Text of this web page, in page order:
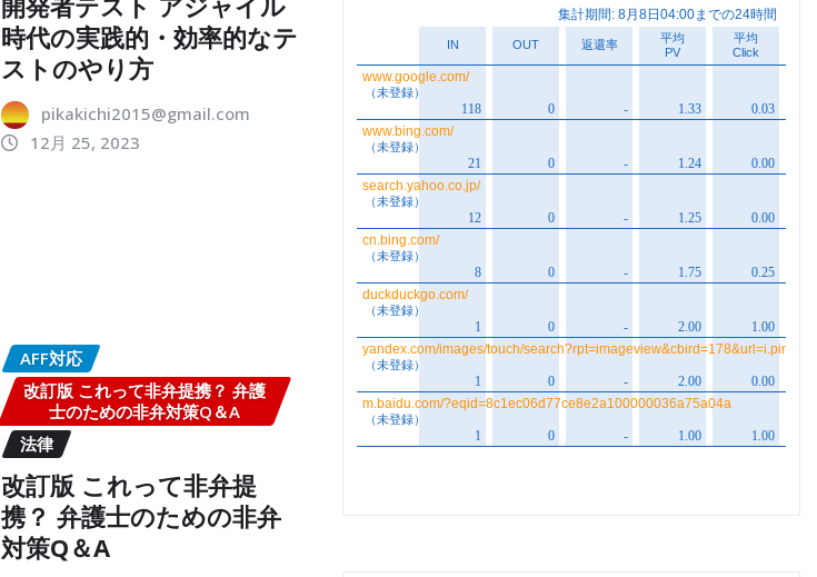
時代の実践的・効率的なテ
ストのやり方
pikakichi2015@gmail.com
12月 25, 2023
AFF対応
改訂版 これって非弁提携？ 弁護
士のための非弁対策Q＆A
法律
改訂版 これって非弁提
携？ 弁護士のための非弁
対策Q＆A